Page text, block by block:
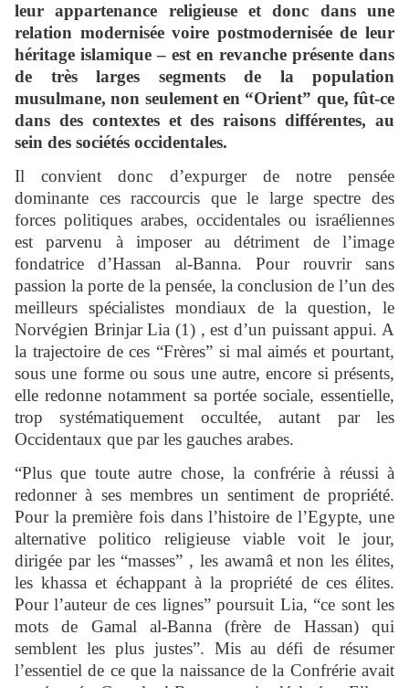
leur appartenance religieuse et donc dans une
relation modernisée voire postmodernisée de leur
héritage islamique – est en revanche présente dans
de très larges segments de la population
musulmane, non seulement en “Orient” que, fût-ce
dans des contextes et des raisons différentes, au
sein des sociétés occidentales.
Il convient donc d’expurger de notre pensée
dominante ces raccourcis que le large spectre des
forces politiques arabes, occidentales ou israéliennes
est parvenu à imposer au détriment de l’image
fondatrice d’Hassan al-Banna. Pour rouvrir sans
passion la porte de la pensée, la conclusion de l’un des
meilleurs spécialistes mondiaux de la question, le
Norvégien Brinjar Lia (1) , est d’un puissant appui. A
la trajectoire de ces “Frères” si mal aimés et pourtant,
sous une forme ou sous une autre, encore si présents,
elle redonne notamment sa portée sociale, essentielle,
trop systématiquement occultée, autant par les
Occidentaux que par les gauches arabes.
“Plus que toute autre chose, la confrérie à réussi à
redonner à ses membres un sentiment de propriété.
Pour la première fois dans l’histoire de l’Egypte, une
alternative politico religieuse viable voit le jour,
dirigée par les “masses” , les awamâ et non les élites,
les khassa et échappant à la propriété de ces élites.
Pour l’auteur de ces lignes” poursuit Lia, “ce sont les
mots de Gamal al-Banna (frère de Hassan) qui
semblent les plus justes”. Mis au défi de résumer
l’essentiel de ce que la naissance de la Confrérie avait